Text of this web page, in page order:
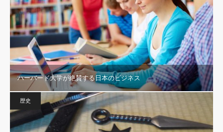
ハーバード大学が絶賛する日本のビジネス
歴史